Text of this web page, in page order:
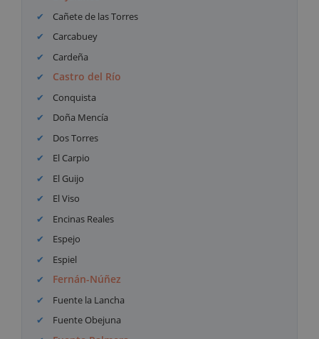
Cañete de las Torres
Carcabuey
Cardeña
Castro del Río
Conquista
Doña Mencía
Dos Torres
El Carpio
El Guijo
El Viso
Encinas Reales
Espejo
Espiel
Fernán-Núñez
Fuente la Lancha
Fuente Obejuna